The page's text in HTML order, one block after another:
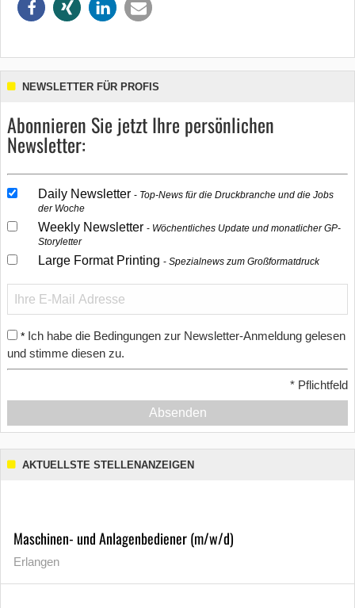
NEWSLETTER FÜR PROFIS
Abonnieren Sie jetzt Ihre persönlichen
Newsletter:
Daily Newsletter
Top-News für die Druckbranche und die Jobs
der Woche
Weekly Newsletter
Wöchentliches Update und monatlicher GP-
Storyletter
Large Format Printing Spezialnews zum Großformatdruck
* Ich habe die Bedingungen zur Newsletter-Anmeldung gelesen
und stimme diesen zu.
* Pflichtfeld
Absenden
AKTUELLSTE STELLENANZEIGEN
Maschinen- und Anlagenbediener (m/w/d)
Erlangen